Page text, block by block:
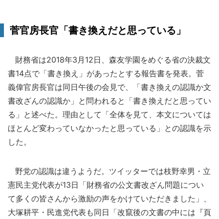
菅官房長官「書き換えだと思っている」
財務省は2018年3月12日、森友学園をめぐる省の決裁文
書14点で「書き換え」があったとする報告書を発表。菅
義偉官房長官は同日午後の会見で、「書き換えの認識か文
書改ざんの認識か」と問われると「書き換えだと思ってい
る」と述べた。理由として「全体を見て、本文については
ほとんど変わっていなかったと思っている」との認識を示
した。
野党の認識は違うようだ。ツイッターでは枝野幸男・立
憲民主党代表が13日「財務省の公文書改ざん問題につい
て多くの皆さんから激励の声をかけていただきました」、
大塚耕平・民進党代表も同日「改竄後の文書の中には『頁